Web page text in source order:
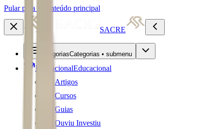
Pular para o conteúdo principal
SACRE
CategoriasCategorias • submenu
EducacionalEducacional
Artigos
Cursos
Guias
Ouviu Investiu